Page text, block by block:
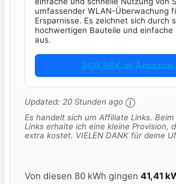
umfassender WLAN-Überwachung
Ersparnisse. Es zeichnet sich durch
hochwertigen Bauteile und einfache
aus.
269,98€ at
Updated: 20 Stunden ago
Es handelt sich um Affiliate Links.
Links erhalte ich eine kleine Provision,
extra kostet. VIELEN DANK für deine
Von diesen 80 kWh gingen 41,41